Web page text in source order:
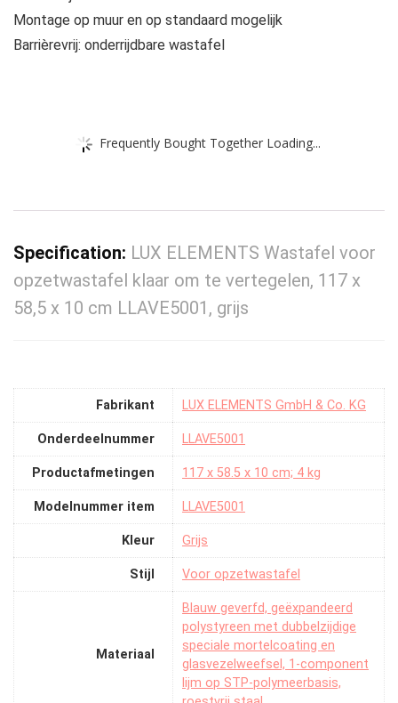
Montage op muur en op standaard mogelijk
Barrièrevrij: onderrijdbare wastafel
Frequently Bought Together Loading...
Specification: LUX ELEMENTS Wastafel voor
opzetwastafel klaar om te vertegelen, 117 x
58,5 x 10 cm LLAVE5001, grijs
Fabrikant ‎LUX ELEMENTS GmbH & Co. KG
Onderdeelnummer ‎LLAVE5001
Productafmetingen ‎117 x 58.5 x 10 cm; 4 kg
Modelnummer item ‎LLAVE5001
Kleur ‎Grijs
Stijl ‎Voor opzetwastafel
Materiaal
‎Blauw geverfd, geëxpandeerd
polystyreen met dubbelzijdige
speciale mortelcoating en
glasvezelweefsel, 1-component
lijm op STP-polymeerbasis,